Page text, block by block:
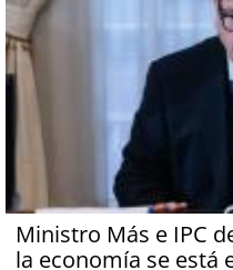
Ministro Más e IPC
la economía se está